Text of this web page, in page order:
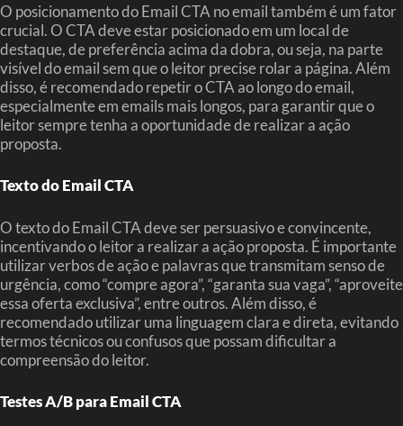
O posicionamento do Email CTA no email também é um fator
crucial. O CTA deve estar posicionado em um local de
destaque, de preferência acima da dobra, ou seja, na parte
visível do email sem que o leitor precise rolar a página. Além
disso, é recomendado repetir o CTA ao longo do email,
especialmente em emails mais longos, para garantir que o
leitor sempre tenha a oportunidade de realizar a ação
proposta.
Texto do Email CTA
O texto do Email CTA deve ser persuasivo e convincente,
incentivando o leitor a realizar a ação proposta. É importante
utilizar verbos de ação e palavras que transmitam senso de
urgência, como “compre agora”, “garanta sua vaga”, “aproveite
essa oferta exclusiva”, entre outros. Além disso, é
recomendado utilizar uma linguagem clara e direta, evitando
termos técnicos ou confusos que possam dificultar a
compreensão do leitor.
Testes A/B para Email CTA